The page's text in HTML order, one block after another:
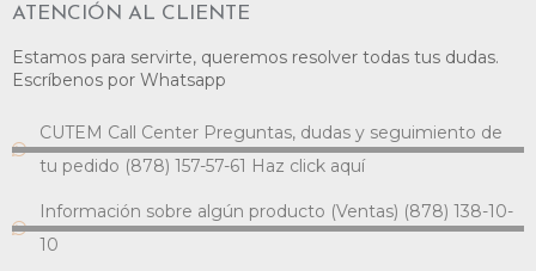
ATENCIÓN AL CLIENTE
Estamos para servirte, queremos resolver todas tus dudas.
Escríbenos por Whatsapp
CUTEM Call Center Preguntas, dudas y seguimiento de
tu pedido (878) 157-57-61 Haz click aquí
Información sobre algún producto (Ventas) (878) 138-10-
10